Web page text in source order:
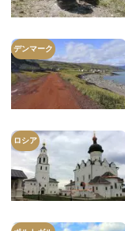
デンマーク
ロシア